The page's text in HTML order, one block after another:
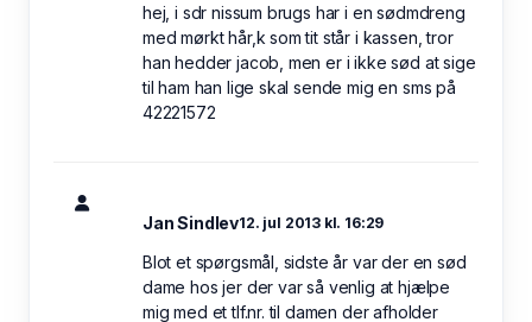
hej, i sdr nissum brugs har i en sødmdreng
med mørkt hår,k som tit står i kassen, tror
han hedder jacob, men er i ikke sød at sige
til ham han lige skal sende mig en sms på
42221572
Jan Sindlev12. jul 2013 kl. 16:29
Blot et spørgsmål, sidste år var der en sød
dame hos jer der var så venlig at hjælpe
mig med et tlf.nr. til damen der afholder